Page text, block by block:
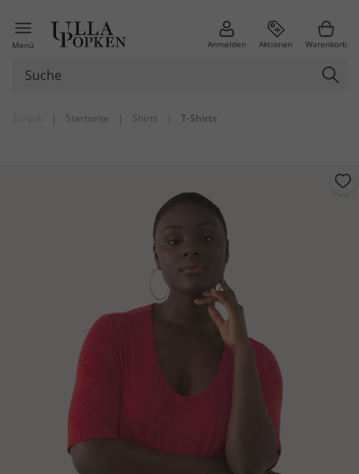
Menü Anmelden Aktionen Warenkorb
| Startseite | Shirts | T-Shirts